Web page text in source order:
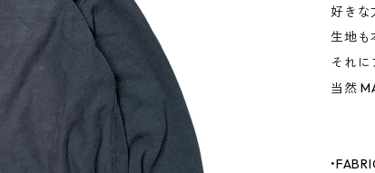
好きな
生地も
それに
当然